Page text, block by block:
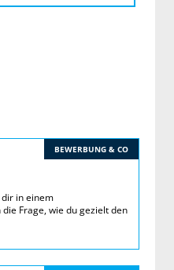
BEWERBUNG & CO
in einem
Frage, wie du gezielt den